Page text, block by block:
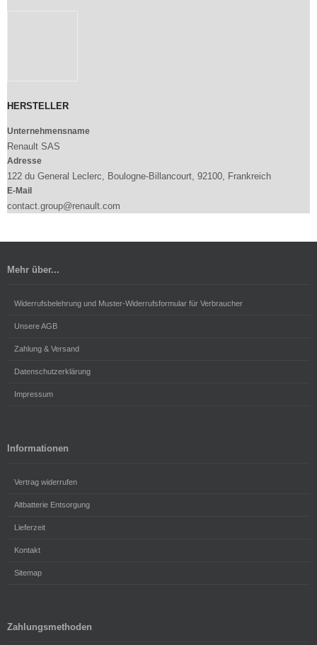
HERSTELLER
Unternehmensname
Renault SAS
Adresse
122 du General Leclerc, Boulogne-Billancourt, 92100, Frankreich
E-Mail
contact.group@renault.com
Mehr über...
Widerrufsbelehrung und Muster-Widerrufsformular für Verbraucher
Unsere AGB
Zahlung & Versand
Datenschutzerklärung
Impressum
Informationen
Vertrag widerrufen
Altbatterie Entsorgung
Lieferzeit
Kontakt
Sitemap
Zahlungsmethoden